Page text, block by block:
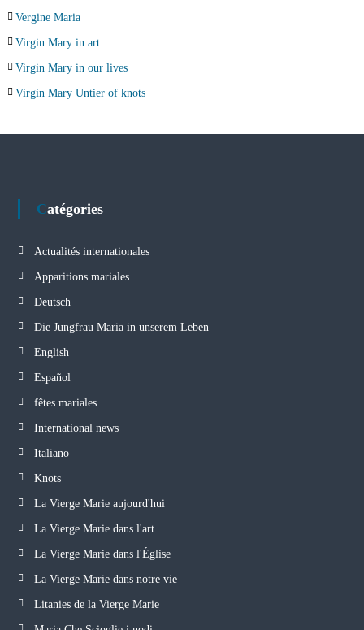
Vergine Maria
Virgin Mary in art
Virgin Mary in our lives
Virgin Mary Untier of knots
Catégories
Actualités internationales
Apparitions mariales
Deutsch
Die Jungfrau Maria in unserem Leben
English
Español
fêtes mariales
International news
Italiano
Knots
La Vierge Marie aujourd'hui
La Vierge Marie dans l'art
La Vierge Marie dans l'Église
La Vierge Marie dans notre vie
Litanies de la Vierge Marie